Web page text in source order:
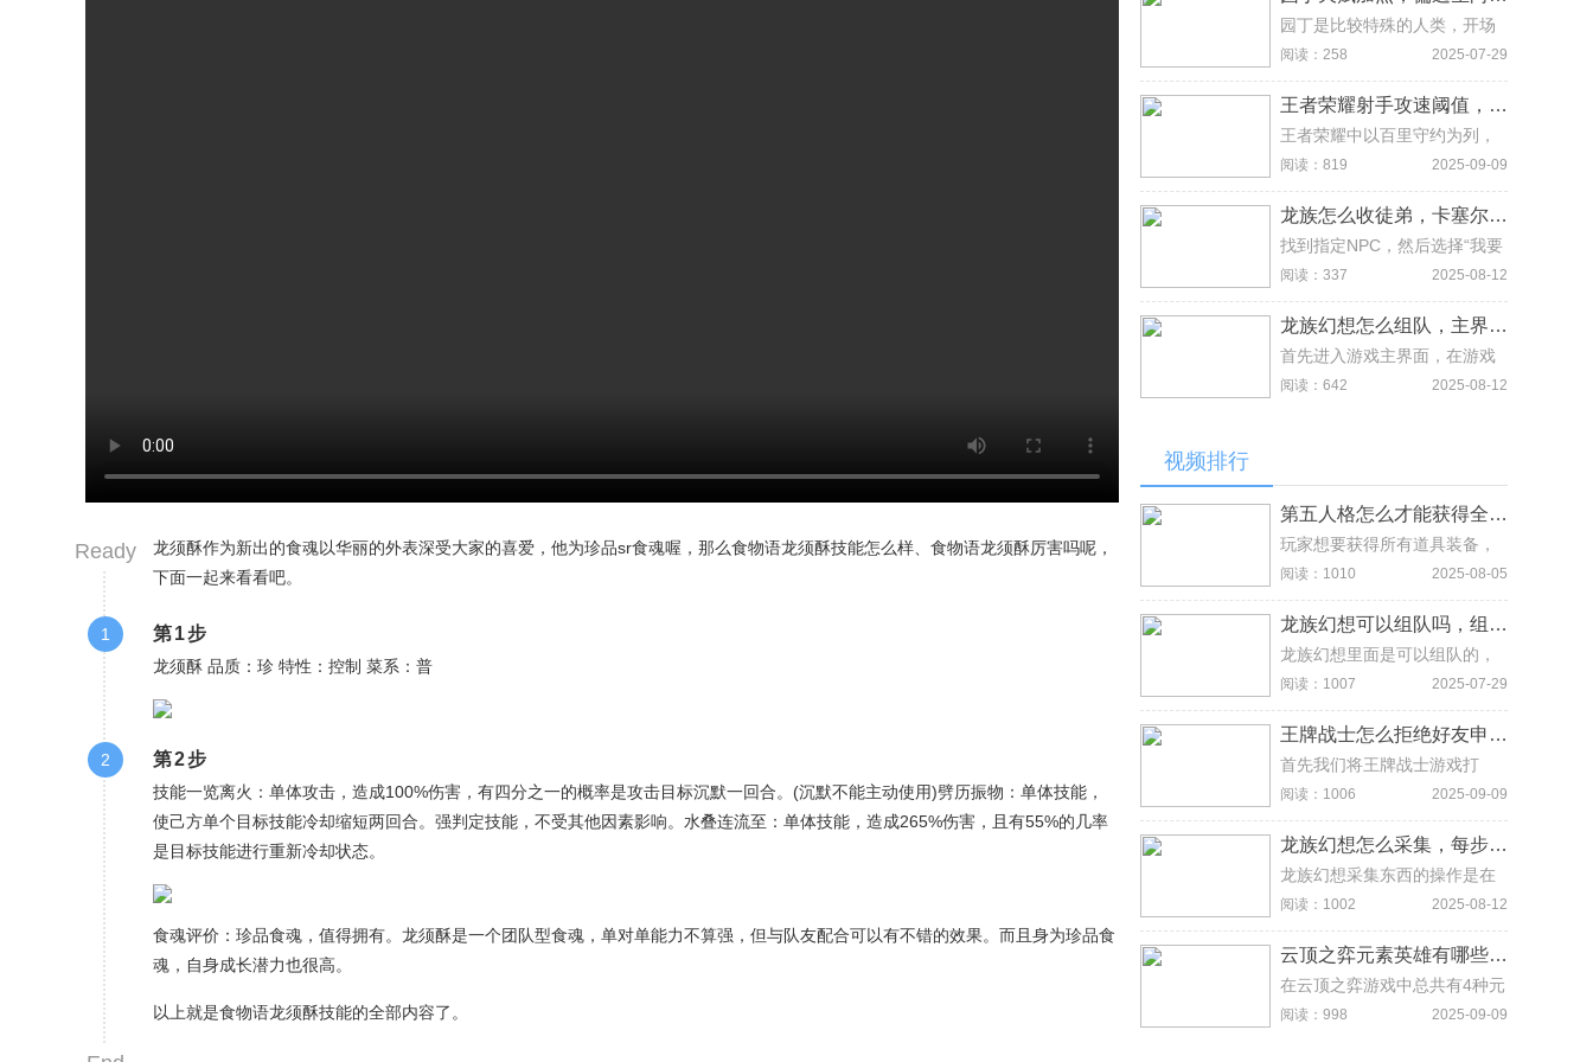
Ready
龙须酥作为新出的食魂以华丽的外表深受大家的喜爱，他为珍品sr食魂喔，那么食物语龙须酥技能怎么样、食物语龙须酥厉害吗呢，
下面一起来看看吧。
1 第1步
龙须酥 品质：珍 特性：控制 菜系：普
2 第2步
技能一览离火：单体攻击，造成100%伤害，有四分之一的概率是攻击目标沉默一回合。(沉默不能主动使用)劈历振物：单体技能，
使己方单个目标技能冷却缩短两回合。强判定技能，不受其他因素影响。水叠连流至：单体技能，造成265%伤害，且有55%的几率
是目标技能进行重新冷却状态。
食魂评价：珍品食魂，值得拥有。龙须酥是一个团队型食魂，单对单能力不算强，但与队友配合可以有不错的效果。而且身为珍品食
魂，自身成长潜力也很高。
以上就是食物语龙须酥技能的全部内容了。
电话亭首先需要打开世界地
娃娃机的位置，往前走一点就
可以看到电话亭了，每次消耗
10金币。
园丁是比较特殊的人类，开场
就是拆拆拆。一般会引起屠夫
的仇恨。容易死，因此加点选
工、佣兵和空军通用方向就可
以了。
阅读：258 2025-07-29
王者荣耀射手攻速阈值，搞懂射手攻速快慢关键，实战超有用
王者荣耀中以百里守约为列，
百里的攻速是最慢的英雄之
一，他的出手速度比普通英雄
相当于别的英雄0攻速!毕竟他
的输出伤害是很恐怖的。马可
初始档位为4%。露娜初始档位
为1%。李白初始档位为1%。
阅读：819 2025-09-09
龙族怎么收徒弟，卡塞尔学院开区域地图点师徒关系
找到指定NPC，然后选择“我要
收徒”，就可以查看到收徒的条
件和步骤，按照要求就可以收
阅读：337 2025-08-12
龙族幻想怎么组队，主界面右上角点组队，创建队伍当队长或转让
首先进入游戏主界面，在游戏
的右上角的目标下面可以看到
组队，打开组队界面，可以选
动匹配，自动匹配是随机匹配
队友刷副本。
阅读：642 2025-08-12
视频排行
第五人格怎么才能获得全部东西，三类获取方式解析轻松掌握收集要点超省心
玩家想要获得所有道具装备，
不仅需要有很好的运气，而且
还需要花费大量的时间去做任
阅读：1010 2025-08-05
龙族幻想可以组队吗，组队方法及等级要求介绍
龙族幻想里面是可以组队的，
进入游戏界面，如果游戏里面
有好友，直接点击右上角的组
阅读：1007 2025-07-29
王牌战士怎么拒绝好友申请，步骤简单易懂，轻松管理好友申请不麻烦
首先我们将王牌战士游戏打
开，进入游戏主界面，点击右
上方的设置按钮。打开设置界
看见接收好友申请按钮、接收
战队邀请按钮、接收组队申
行关闭或者打开这四项功能。
以上就王牌战士怎么拒绝好友
申请的全部内容了
阅读：1006 2025-09-09
龙族幻想怎么采集，每步流程清晰不迷路超实用
龙族幻想采集东西的操作是在
游戏主界面右下角点击身份功
能，进入料理之路右侧点击食
前往相应地图寻找到食材，并
点小豆芽图标进行采集。
阅读：1002 2025-08-12
云顶之弈元素英雄有哪些，3 个及以上生效的关键信息直观显示
在云顶之弈游戏中总共有4种元
素使，分别是：复仇火焰 布兰
德 冰晶凤凰 艾维尼亚子冰霜女
阅读：998 2025-09-09